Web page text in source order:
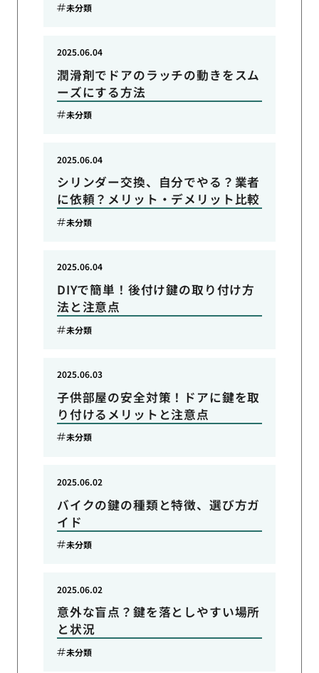
未分類
潤滑剤でドアのラッチの動きをスム
ーズにする方法
2025.06.04
未分類
シリンダー交換、自分でやる？業者
に依頼？メリット・デメリット比較
2025.06.04
未分類
DIYで簡単！後付け鍵の取り付け方
法と注意点
2025.06.04
未分類
子供部屋の安全対策！ドアに鍵を取
り付けるメリットと注意点
2025.06.03
未分類
バイクの鍵の種類と特徴、選び方ガ
イド
2025.06.02
未分類
意外な盲点？鍵を落としやすい場所
と状況
2025.06.02
未分類